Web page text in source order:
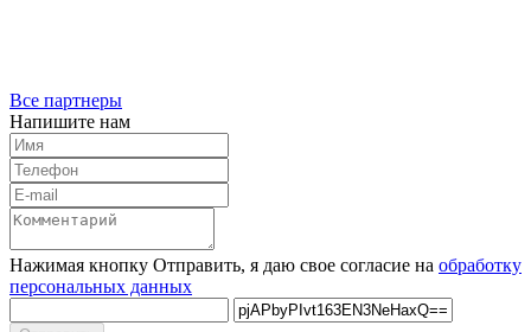
Все партнеры
Напишите нам
Нажимая кнопку Отправить, я даю свое согласие на обработку
персональных данных